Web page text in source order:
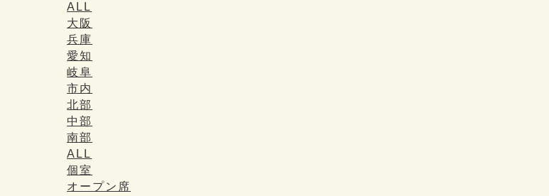
ALL
大阪
兵庫
愛知
岐阜
市内
北部
中部
南部
ALL
個室
オープン席